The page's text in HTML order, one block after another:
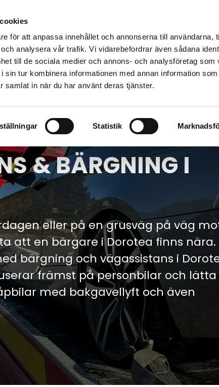
för att anpassa innehållet och annonserna till användarna,
analysera vår trafik. Vi vidarebefordrar även sådana
till de sociala medier och annons- och analysföretag som
sin tur kombinera informationen med annan information
samlat in när du har använt deras tjänster.
Statistik
& BÄRGNING I
eller på en grusväg på väg
att en bärgare i Dorotea finns nära.
bärgning och vägassistans i
främst på personbilar och lätta
med bakgavellyft och även